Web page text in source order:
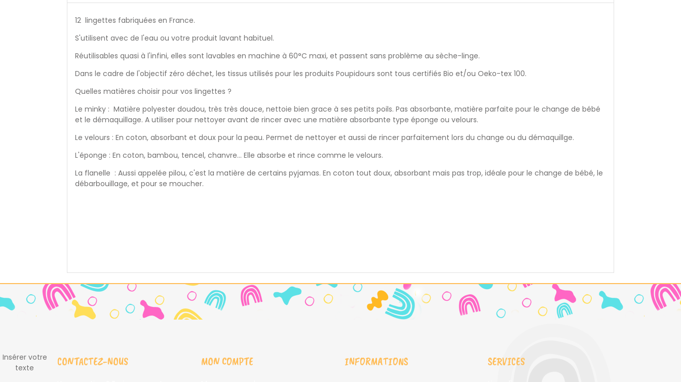
12 lingettes fabriquées en France.
S'utilisent avec de l'eau ou votre produit lavant habituel.
Réutilisables quasi à l'infini, elles sont lavables en machine à 60°C maxi, et passent sans problème au sèche-linge.
Dans le cadre de l'objectif zéro déchet, les tissus utilisés pour les produits Poupidours sont tous certifiés Bio et/ou Oeko-tex 100.
Quelles matières choisir pour vos lingettes ?
Le minky : Matière polyester doudou, très très douce, nettoie bien grace à ses petits poils. Pas absorbante, matière parfaite pour le change de bébé
et le démaquillage. A utiliser pour nettoyer avant de rincer avec une matière absorbante type éponge ou velours.
Le velours : En coton, absorbant et doux pour la peau. Permet de nettoyer et aussi de rincer parfaitement lors du change ou du démaquillge.
L'éponge : En coton, bambou, tencel, chanvre... Elle absorbe et rince comme le velours.
La flanelle : Aussi appelée pilou, c'est la matière de certains pyjamas. En coton tout doux, absorbant mais pas trop, idéale pour le change de bébé, le
débarbouillage, et pour se moucher.
Insérer votre
texte
CONTACTEZ-NOUS MON COMPTE INFORMATIONS SERVICES